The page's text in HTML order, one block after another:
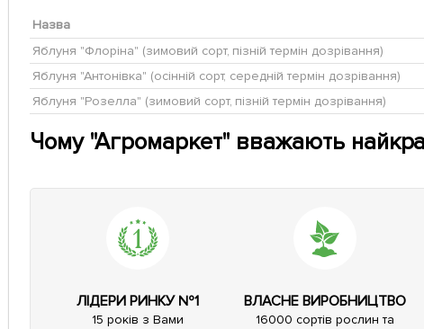
Назва
Яблуня "Флоріна" (зимовий сорт, пізній термін дозрівання)
Яблуня "Антонівка" (осінній сорт, середній термін дозрівання)
Яблуня "Розелла" (зимовий сорт, пізній термін дозрівання)
Чому "Агромаркет" вважають
ЛІДЕРИ РИНКУ №1
15 років з Вами
ВЛАСНЕ ВИРОБНИЦТВО
16000 сортів рослин та